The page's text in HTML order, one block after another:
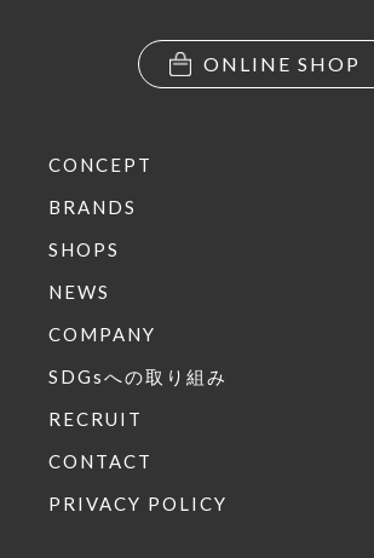
ONLINE SHOP
CONCEPT
BRANDS
SHOPS
NEWS
COMPANY
SDGsへの取り組み
RECRUIT
CONTACT
PRIVACY POLICY